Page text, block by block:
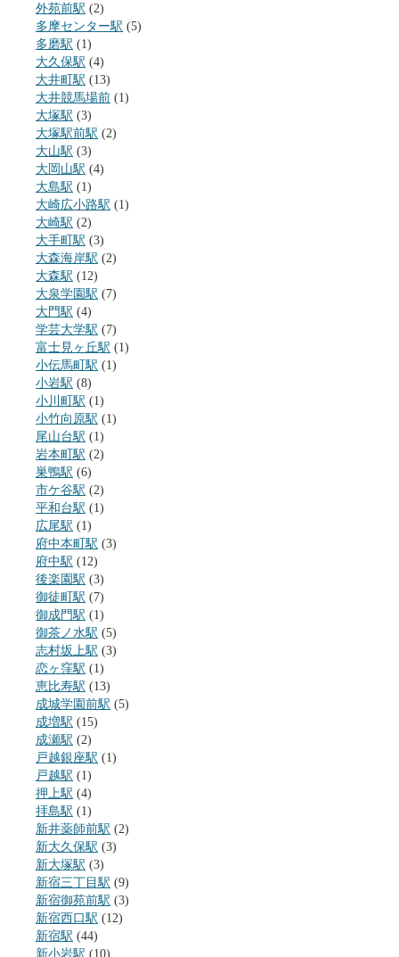
外苑前駅 (2)
多摩センター駅 (5)
多磨駅 (1)
大久保駅 (4)
大井町駅 (13)
大井競馬場前 (1)
大塚駅 (3)
大塚駅前駅 (2)
大山駅 (3)
大岡山駅 (4)
大島駅 (1)
大崎広小路駅 (1)
大崎駅 (2)
大手町駅 (3)
大森海岸駅 (2)
大森駅 (12)
大泉学園駅 (7)
大門駅 (4)
学芸大学駅 (7)
富士見ヶ丘駅 (1)
小伝馬町駅 (1)
小岩駅 (8)
小川町駅 (1)
小竹向原駅 (1)
尾山台駅 (1)
岩本町駅 (2)
巣鴨駅 (6)
市ケ谷駅 (2)
平和台駅 (1)
広尾駅 (1)
府中本町駅 (3)
府中駅 (12)
後楽園駅 (3)
御徒町駅 (7)
御成門駅 (1)
御茶ノ水駅 (5)
志村坂上駅 (3)
恋ヶ窪駅 (1)
恵比寿駅 (13)
成城学園前駅 (5)
成増駅 (15)
成瀬駅 (2)
戸越銀座駅 (1)
戸越駅 (1)
押上駅 (4)
拝島駅 (1)
新井薬師前駅 (2)
新大久保駅 (3)
新大塚駅 (3)
新宿三丁目駅 (9)
新宿御苑前駅 (3)
新宿西口駅 (12)
新宿駅 (44)
新小岩駅 (10)